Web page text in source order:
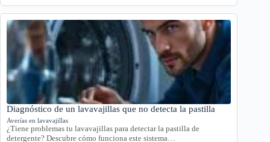
Diagnóstico de un lavavajillas que no detecta la pastilla
Averías en lavavajillas
¿Tiene problemas tu lavavajillas para detectar la pastilla de
detergente? Descubre cómo funciona este sistema…